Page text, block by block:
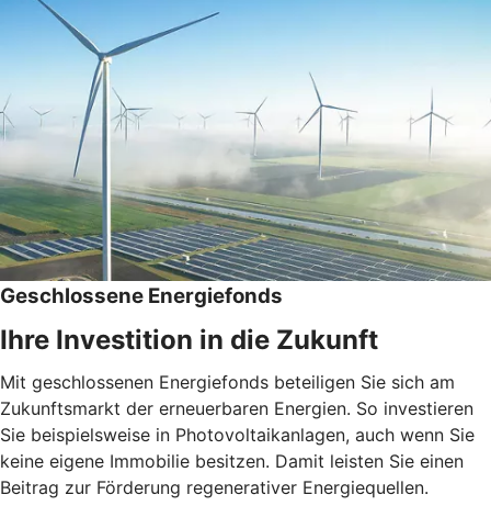
Geschlossene Energiefonds
Ihre Investition in die Zukunft
Mit geschlossenen Energiefonds beteiligen Sie sich am
Zukunftsmarkt der erneuerbaren Energien. So investieren
Sie beispielsweise in Photovoltaikanlagen, auch wenn Sie
keine eigene Immobilie besitzen. Damit leisten Sie einen
Beitrag zur Förderung regenerativer Energiequellen.